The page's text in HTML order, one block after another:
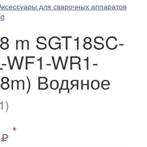
для сварочных аппаратов
m SGT18SC-
WF1-WR1-
Водяное
*